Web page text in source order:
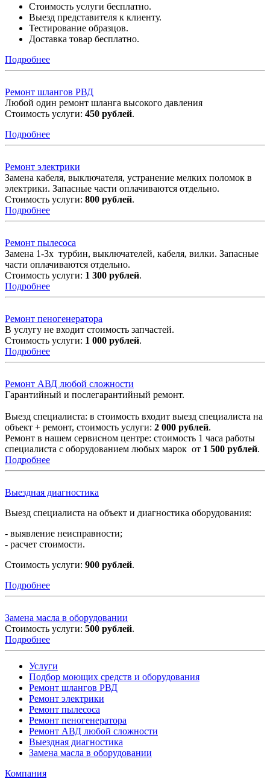
Cтоимость услуги бесплатно.
Выезд представителя к клиенту.
Тестирование образцов.
Доставка товар бесплатно.
Подробнее
Ремонт шлангов РВД
Любой один ремонт шланга высокого давления
Стоимость услуги: 450 рублей.
Подробнее
Ремонт электрики
Замена кабеля, выключателя, устранение мелких поломок в
электрики. Запасные части оплачиваются отдельно.
Стоимость услуги: 800 рублей.
Подробнее
Ремонт пылесоса
Замена 1-3х турбин, выключателей, кабеля, вилки. Запасные
части оплачиваются отдельно.
Стоимость услуги: 1 300 рублей.
Подробнее
Ремонт пеногенератора
В услугу не входит стоимость запчастей.
Стоимость услуги: 1 000 рублей.
Подробнее
Ремонт АВД любой сложности
Гарантийный и послегарантийный ремонт.
Выезд специалиста: в стоимость входит выезд специалиста на
объект + ремонт, стоимость услуги: 2 000 рублей.
Ремонт в нашем сервисном центре: стоимость 1 часа работы
специалиста с оборудованием любых марок от 1 500 рублей.
Подробнее
Выездная диагностика
Выезд специалиста на объект и диагностика оборудования:
- выявление неисправности;
- расчет стоимости.
Стоимость услуги: 900 рублей.
Подробнее
Замена масла в оборудовании
Стоимость услуги: 500 рублей.
Подробнее
Услуги
Подбор моющих средств и оборудования
Ремонт шлангов РВД
Ремонт электрики
Ремонт пылесоса
Ремонт пеногенератора
Ремонт АВД любой сложности
Выездная диагностика
Замена масла в оборудовании
Компания